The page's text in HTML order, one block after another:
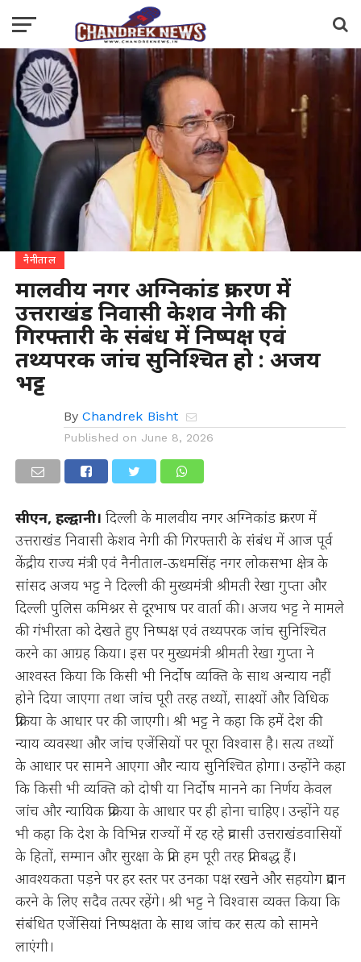
नैनीताल
मालवीय नगर अग्निकांड प्रकरण में
उत्तराखंड निवासी केशव नेगी की
गिरफ्तारी के संबंध में निष्पक्ष एवं
तथ्यपरक जांच सुनिश्चित हो : अजय
भट्ट
By Chandrek Bisht
Published on June 8, 2026
सीएन, हल्द्वानी। दिल्ली के मालवीय नगर अग्निकांड प्रकरण में
उत्तराखंड निवासी केशव नेगी की गिरफ्तारी के संबंध में आज पूर्व
केंद्रीय राज्य मंत्री एवं नैनीताल-ऊधमसिंह नगर लोकसभा क्षेत्र के
सांसद अजय भट्ट ने दिल्ली की मुख्यमंत्री श्रीमती रेखा गुप्ता और
दिल्ली पुलिस कमिश्नर से दूरभाष पर वार्ता की। अजय भट्ट ने मामले
की गंभीरता को देखते हुए निष्पक्ष एवं तथ्यपरक जांच सुनिश्चित
करने का आग्रह किया। इस पर मुख्यमंत्री श्रीमती रेखा गुप्ता ने
आश्वस्त किया कि किसी भी निर्दोष व्यक्ति के साथ अन्याय नहीं
होने दिया जाएगा तथा जांच पूरी तरह तथ्यों, साक्ष्यों और विधिक
प्रक्रिया के आधार पर की जाएगी। श्री भट्ट ने कहा कि हमें देश की
न्याय व्यवस्था और जांच एजेंसियों पर पूरा विश्वास है। सत्य तथ्यों
के आधार पर सामने आएगा और न्याय सुनिश्चित होगा। उन्होंने कहा
कि किसी भी व्यक्ति को दोषी या निर्दोष मानने का निर्णय केवल
जांच और न्यायिक प्रक्रिया के आधार पर ही होना चाहिए। उन्होंने यह
भी कहा कि देश के विभिन्न राज्यों में रह रहे प्रवासी उत्तराखंडवासियों
के हितों, सम्मान और सुरक्षा के प्रति हम पूरी तरह प्रतिबद्ध हैं।
आवश्यकता पड़ने पर हर स्तर पर उनका पक्ष रखने और सहयोग प्रदान
करने के लिए सदैव तत्पर रहेंगे। श्री भट्ट ने विश्वास व्यक्त किया कि
संबंधित एजेंसियां निष्पक्षता के साथ जांच कर सत्य को सामने
लाएंगी।